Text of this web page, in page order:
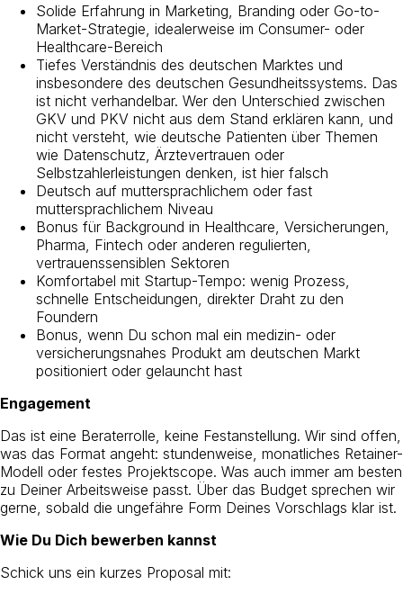
Solide Erfahrung in Marketing, Branding oder Go-to-
Market-Strategie, idealerweise im Consumer- oder
Healthcare-Bereich
Tiefes Verständnis des deutschen Marktes und
insbesondere des deutschen Gesundheitssystems. Das
ist nicht verhandelbar. Wer den Unterschied zwischen
GKV und PKV nicht aus dem Stand erklären kann, und
nicht versteht, wie deutsche Patienten über Themen
wie Datenschutz, Ärztevertrauen oder
Selbstzahlerleistungen denken, ist hier falsch
Deutsch auf muttersprachlichem oder fast
muttersprachlichem Niveau
Bonus für Background in Healthcare, Versicherungen,
Pharma, Fintech oder anderen regulierten,
vertrauenssensiblen Sektoren
Komfortabel mit Startup-Tempo: wenig Prozess,
schnelle Entscheidungen, direkter Draht zu den
Foundern
Bonus, wenn Du schon mal ein medizin- oder
versicherungsnahes Produkt am deutschen Markt
positioniert oder gelauncht hast
Engagement
Das ist eine Beraterrolle, keine Festanstellung. Wir sind offen,
was das Format angeht: stundenweise, monatliches Retainer-
Modell oder festes Projektscope. Was auch immer am besten
zu Deiner Arbeitsweise passt. Über das Budget sprechen wir
gerne, sobald die ungefähre Form Deines Vorschlags klar ist.
Wie Du Dich bewerben kannst
Schick uns ein kurzes Proposal mit: